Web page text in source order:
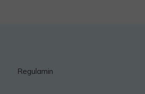
Regulamin
ul. Cmentarna 10a., 91-068 Łódź